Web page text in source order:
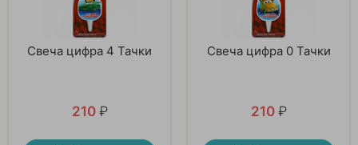
Свеча цифра 4 Тачки
210 ₽
Свеча цифра 0 Тачки
210 ₽